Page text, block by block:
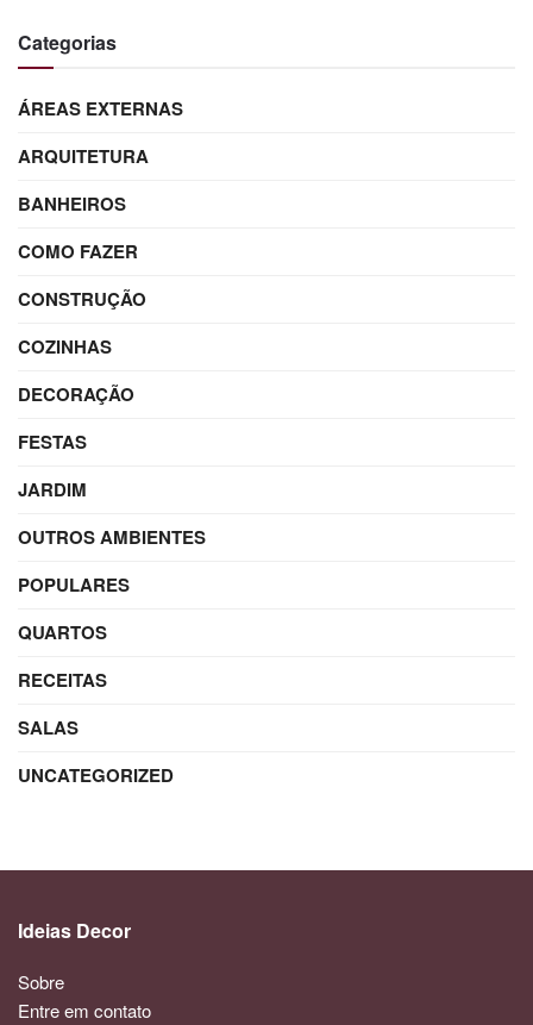
Categorias
ÁREAS EXTERNAS
ARQUITETURA
BANHEIROS
COMO FAZER
CONSTRUÇÃO
COZINHAS
DECORAÇÃO
FESTAS
JARDIM
OUTROS AMBIENTES
POPULARES
QUARTOS
RECEITAS
SALAS
UNCATEGORIZED
Ideias Decor
Sobre
Entre em contato